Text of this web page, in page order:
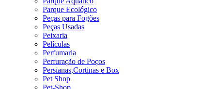
Parque Ecológico
Peças para Fogões
Peças Usadas
Peixaria
Películas
Perfumaria
Perfuração de Poços
Persianas,Cortinas e Box
Pet Shop
Pet-Shop